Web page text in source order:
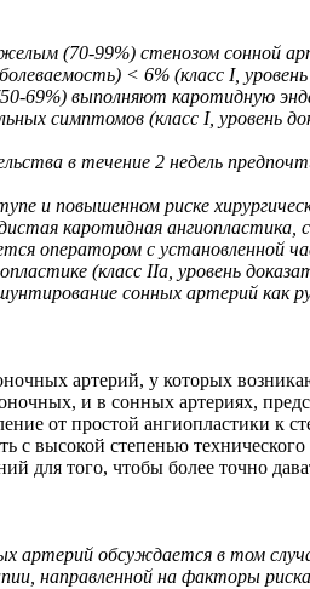
(70-99%) стенозом сонной
< 6% (класс I,
69%) выполняют каротидную
симптомов (класс I, уровень
в течение 2 недель
и повышенном риске
каротидная
оператором с установленной
(класс IIa, уровень
сонных артерий как
артерий, у которых
и в сонных артериях,
от простой ангиопластики к
с высокой степенью
для того, чтобы более точно
артерий обсуждается в том
направленной на факторы